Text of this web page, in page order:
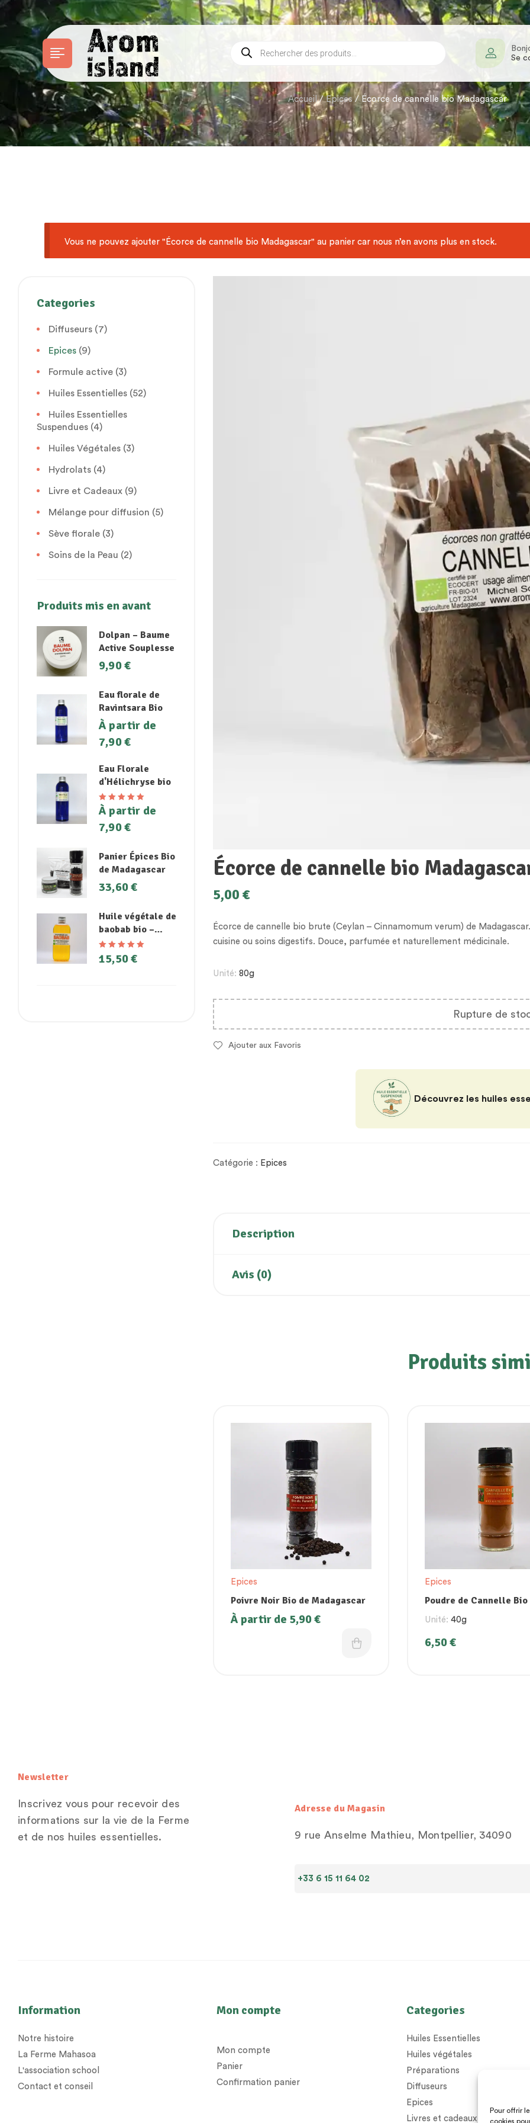
Pour offrir
cookies
Se
Accueil/Epices/ Écorce de cannelle bio Madagascar
Vous ne pouvez ajouter "Écorce de cannelle bio Madagascar" au panier car nous n’en avons plus en stock.
Écorce de cannelle bio
5,00 €
Écorce de cannelle bio brute (Ceylan – Cinnamomum verum) de
cuisine ou soins digestifs. Douce, parfumée et naturellement médicinale.
Unité: 80g
Rupture de
Ajouter aux Favoris
Découvrez les huiles
Catégorie : Epices
Description
Avis (0)
Produits
Epices
Poivre Noir Bio de Madagascar
À partir de 5,90€
Epices
Poudre de Cannelle Bio
Madagascar
Unité: 40g
6,50€
Categories
Diffuseurs (7)
Epices (9)
Formule active (3)
Huiles Essentielles (52)
Huiles Essentielles
Suspendues (4)
Huiles Végétales (3)
Hydrolats (4)
Livre et Cadeaux (9)
Mélange pour diffusion (5)
Sève florale (3)
Soins de la Peau (2)
Produits mis en avant
Dolpan – Baume
Active Souplesse
9,90€
Eau florale de
Ravintsara Bio
À partir de
7,90€
Eau Florale
d'Hélichryse bio
Note 5.00sur
À partir de
7,90€
Panier Épices Bio
de Madagascar
33,60€
Huile végétale de
baobab bio –
Peaux sèches,
coups de soleil
et cheveux
Note 5.00sur
15,50€
Newsletter
Inscrivez vous pour recevoir des
informations sur la vie de la Ferme
et de nos huiles essentielles.
Adresse du Magasin
9 rue Anselme Mathieu, Montpellier, 34090
+33 6 15 11 64 02
Information
Notre histoire
La Ferme Mahasoa
L'association school
Contact et conseil
Mon compte
Mon compte
Panier
Confirmation panier
Categories
Huiles Essentielles
Huiles végétales
Préparations
Diffuseurs
Epices
Livres et cadeaux